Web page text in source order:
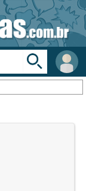
Área
do
Toggle
search
bar